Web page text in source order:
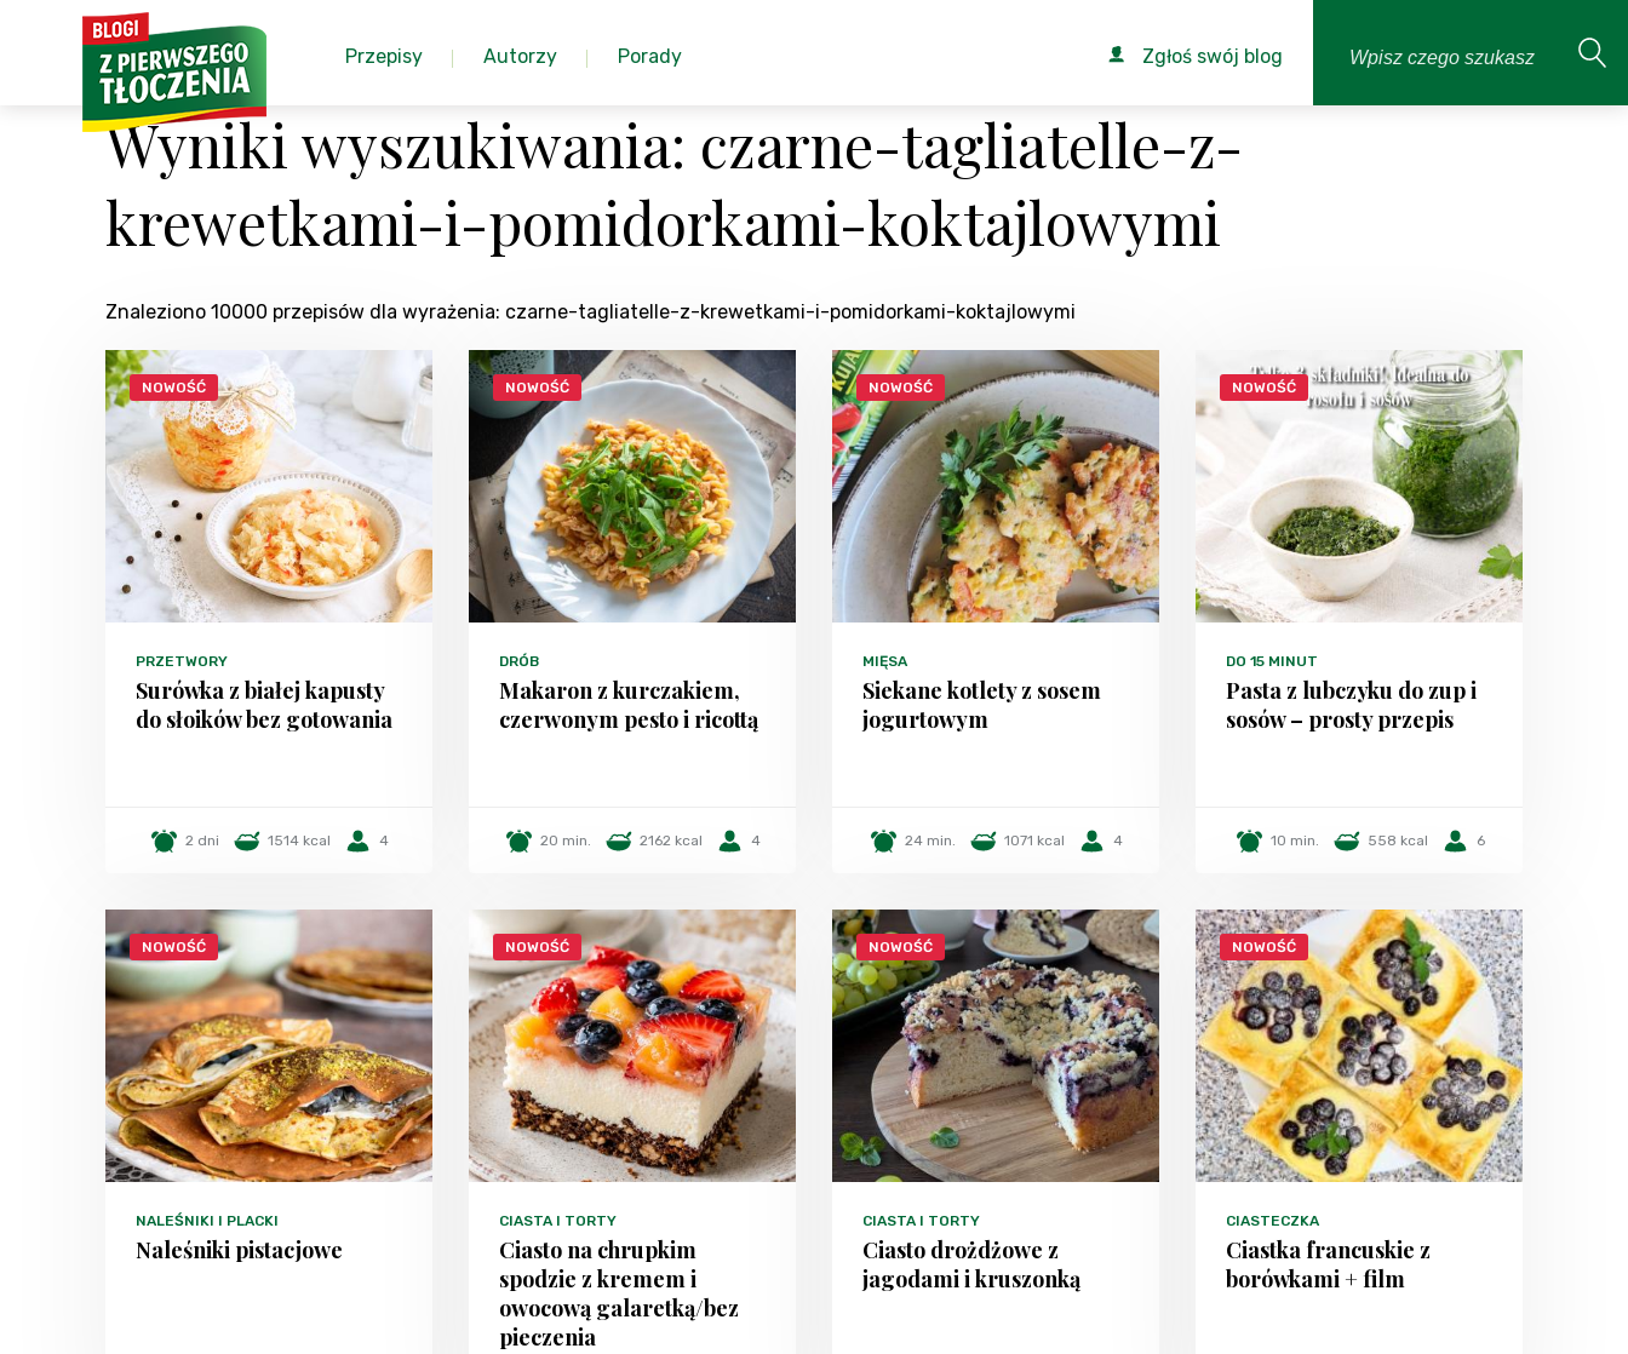
Przepisy Autorzy Porady Zgłoś swój blog
Wyniki wyszukiwania: czarne-tagliatelle-z-
krewetkami-i-pomidorkami-koktajlowymi
Znaleziono 10000 przepisów dla wyrażenia: czarne-tagliatelle-z-krewetkami-i-pomidorkami-koktajlowymi
NOWOŚĆ
PRZETWORY
Surówka z białej kapusty
do słoików bez gotowania
2 dni 1514 kcal 4
NOWOŚĆ
DRÓB
Makaron z kurczakiem,
czerwonym pesto i ricottą
20 min. 2162 kcal 4
NOWOŚĆ
MIĘSA
Siekane kotlety z sosem
jogurtowym
24 min. 1071 kcal 4
NOWOŚĆ
DO 15 MINUT
Pasta z lubczyku do zup i
sosów – prosty przepis
10 min. 558 kcal 6
NOWOŚĆ
NALEŚNIKI I PLACKI
Naleśniki pistacjowe
NOWOŚĆ
CIASTA I TORTY
Ciasto na chrupkim
spodzie z kremem i
owocową galaretką/bez
pieczenia
NOWOŚĆ
CIASTA I TORTY
Ciasto drożdżowe z
jagodami i kruszonką
NOWOŚĆ
CIASTECZKA
Ciastka francuskie z
borówkami + film